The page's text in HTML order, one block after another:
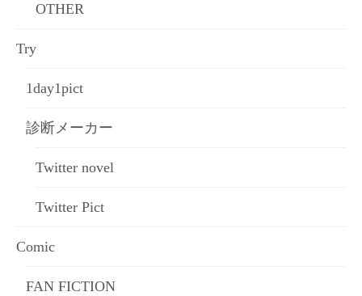
OTHER
Try
1day1pict
診断メーカー
Twitter novel
Twitter Pict
Comic
FAN FICTION